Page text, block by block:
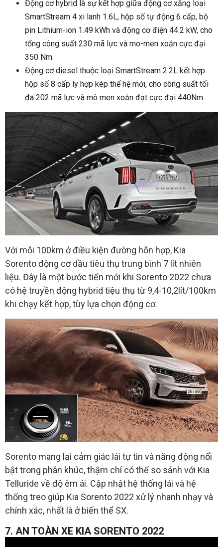
Động cơ hybrid là sự kết hợp giữa động cơ xăng loại
SmartStream 4 xi lanh 1.6L, hộp số tự động 6 cấp, bộ
pin Lithium-ion 1.49 kWh và động cơ điện 44.2 kW, cho
tổng công suất 230 mã lực và mo-men xoắn cực đại
350 Nm.
Động cơ diesel thuộc loại SmartStream 2.2L kết hợp
hộp số 8 cấp ly hợp kép thế hệ mới, cho công suất tối
đa 202 mã lực và mô men xoắn đạt cực đại 440Nm.
Với mỗi 100km ở điều kiện đường hỗn hợp, Kia
Sorento động cơ dầu tiêu thụ trung bình 7 lít nhiên
liệu. Đây là một bước tiến mới khi Sorento 2022 chưa
có hệ truyền động hybrid tiệu thụ từ 9,4-10,2lít/100km
khi chạy kết hợp, tùy lựa chọn động cơ.
Sorento mang lại cảm giác lái tự tin và năng động nổi
bật trong phân khúc, thậm chí có thể so sánh với Kia
Telluride về độ êm ái. Cập nhật hệ thống lái và hệ
thống treo giúp Kia Sorento 2022 xử lý nhanh nhạy và
chính xác, nhất là ở biến thể SX.
7. AN TOÀN XE KIA SORENTO 2022